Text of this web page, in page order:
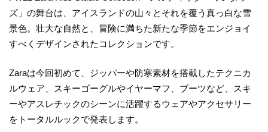
ズ」の舞台は、アイスランドの山々とそれを覆う真っ白な雪
景色。壮大な自然と、冒険に満ちた新たな季節をエンジョイ
すべくデザインされたコレクションです。
Zaraは今回初めて、ジッパーや防寒素材を搭載したテクニカ
ルウェア、スキーゴーグルやイヤーマフ、ブーツなど、スキ
ーやアスレチックのシーンに活躍するウェアやアクセサリー
をトータルルックで発表します。